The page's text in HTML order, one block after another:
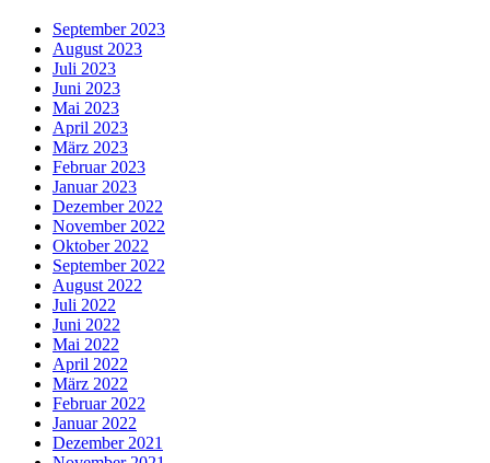
September 2023
August 2023
Juli 2023
Juni 2023
Mai 2023
April 2023
März 2023
Februar 2023
Januar 2023
Dezember 2022
November 2022
Oktober 2022
September 2022
August 2022
Juli 2022
Juni 2022
Mai 2022
April 2022
März 2022
Februar 2022
Januar 2022
Dezember 2021